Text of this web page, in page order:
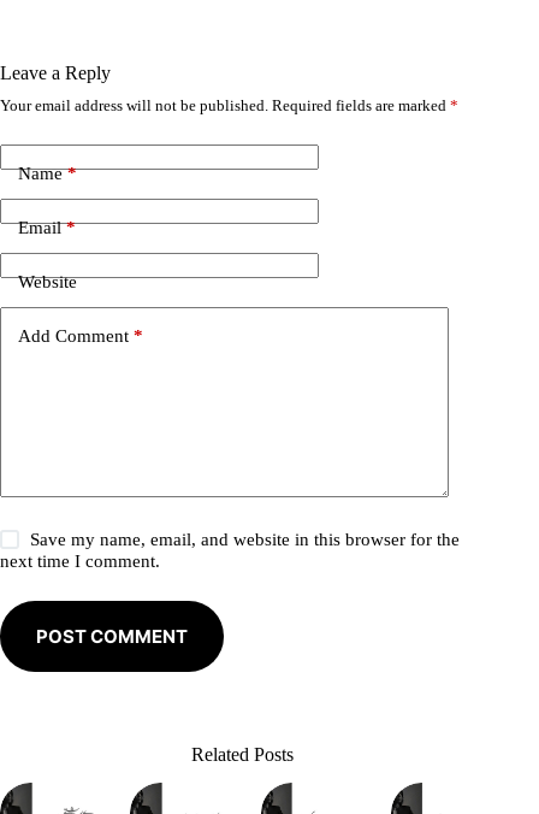
Leave a Reply
Your email address will not be published. Required fields are marked *
Name*
Email*
Website
Add Comment *
Save my name, email, and website in this browser for the
next time I comment.
POST COMMENT
A
t
e
t
i
Related Posts